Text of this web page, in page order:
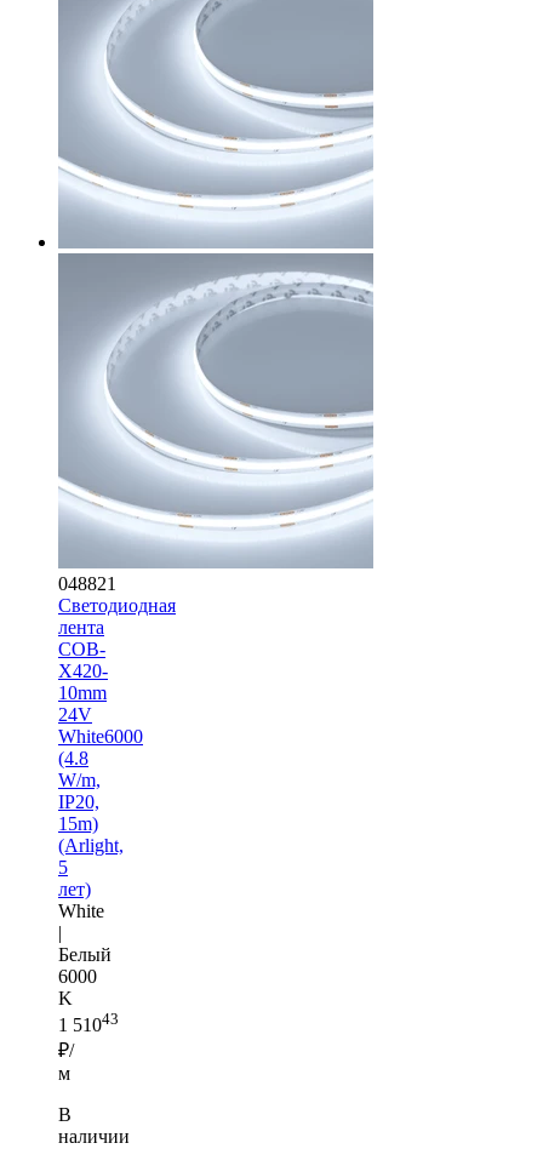
048821
Светодиодная
лента
COB-
X420-
10mm
24V
White6000
(4.8
W/m,
IP20,
15m)
(Arlight,
5
лет)
White
|
Белый
6000
K
1 51043
₽/
м
В
наличии